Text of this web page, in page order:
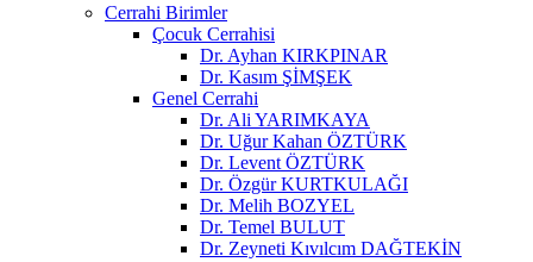
Cerrahi Birimler
Çocuk Cerrahisi
Dr. Ayhan KIRKPINAR
Dr. Kasım ŞİMŞEK
Genel Cerrahi
Dr. Ali YARIMKAYA
Dr. Uğur Kahan ÖZTÜRK
Dr. Levent ÖZTÜRK
Dr. Özgür KURTKULAĞI
Dr. Melih BOZYEL
Dr. Temel BULUT
Dr. Zeyneti Kıvılcım DAĞTEKİN